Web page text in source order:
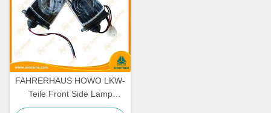
FAHRERHAUS HOWO LKW-
Teile Front Side Lamp
WG9719790005/0008